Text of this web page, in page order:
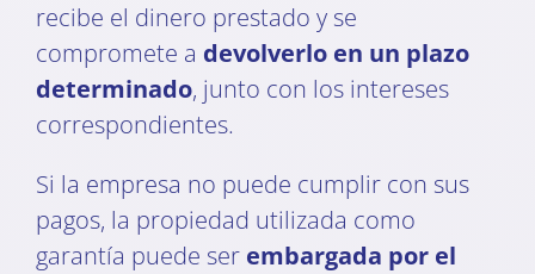
recibe el dinero prestado y se
compromete a devolverlo en un plazo
determinado, junto con los intereses
correspondientes.
Si la empresa no puede cumplir con sus
pagos, la propiedad utilizada como
garantía puede ser embargada por el